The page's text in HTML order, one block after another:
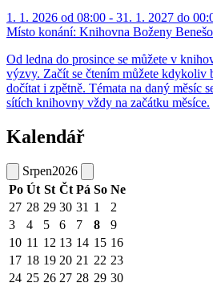
1. 1. 2026 od 08:00 - 31. 1. 2027 do
Místo konání: Knihovna Boženy
Od ledna do prosince se můžete v
výzvy. Začít se čtením můžete kdykoliv
dočítat i zpětně. Témata na daný měsíc
sítích knihovny vždy na začátku měsíce.
Kalendář
Srpen2026
Po Út St Čt Pá So Ne
27 28 29 30 31 1
2
3
4 5 6 7 8
9
10 11 12 13 14 15 16
17 18 19 20 21 22 23
24 25 26 27 28 29 30